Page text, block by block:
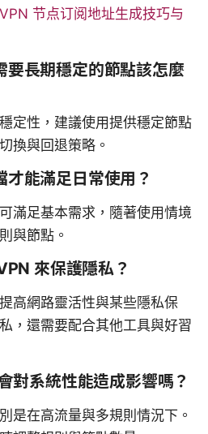
节点订阅地址生成技巧与
要長期穩定的節點該怎麼
定性，建議使用提供穩定節點
換與回退策略。
能滿足日常使用？
滿足基本需求，隨著使用情境
與節點。
來保護隱私？
高網路靈活性與某些隱私保
，還需要配合其他工具與好習
對系統性能造成影響嗎？
是在高流量與多規則情況下。